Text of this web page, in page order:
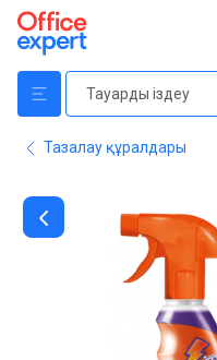
Тазалау құралдары